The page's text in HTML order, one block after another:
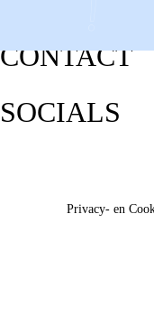
CONTACT
SOCIALS
Privacy- en